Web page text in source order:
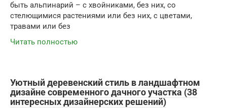
быть альпинарий – с хвойниками, без них, со
стелющимися растениями или без них, с цветами,
травами или без
Читать полностью
Уютный деревенский стиль в ландшафтном
дизайне современного дачного участка (38
интересных дизайнерских решений)